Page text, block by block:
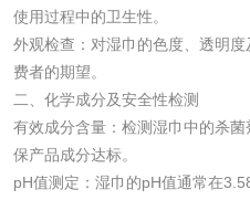
使用过程中的卫生性。
外观检查：对湿巾的色度、透明
费者的期望。
二、化学成分及安全性检测
有效成分含量：检测湿巾中的杀
保产品成分达标。
pH值测定：湿巾的pH值通常在
化肥检